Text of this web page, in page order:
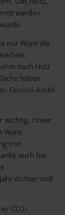
werden
nur Ware die
nach Holz
haben.
Feinteil-Anteil
wichtig. Unser
Ware
von
auch bei
dichter und
CO2-